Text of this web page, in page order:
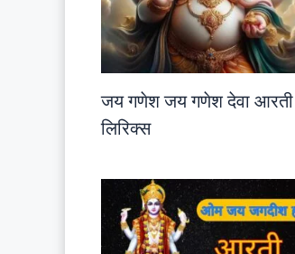
जय गणेश जय गणेश देवा आरती
लिरिक्स